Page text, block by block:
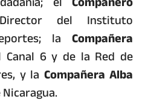
del Instituto
la Compañera
Canal 6 y de la Red de
y laCompañera Alba